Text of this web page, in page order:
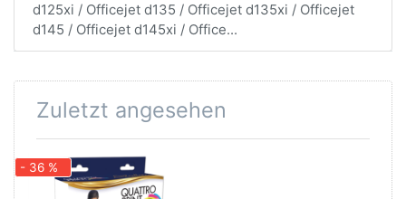
d125xi / Officejet d135 / Officejet d135xi / Officejet
d145 / Officejet d145xi / Office...
Zuletzt angesehen
- 36 %